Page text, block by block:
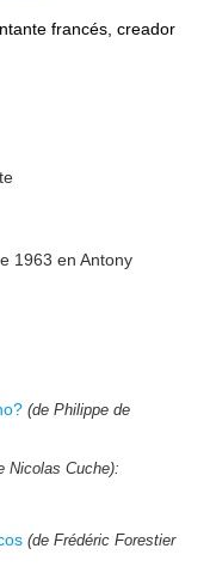
francés, creador
1963 en Antony
(de Philippe de
Nicolas Cuche):
(de Frédéric Forestier